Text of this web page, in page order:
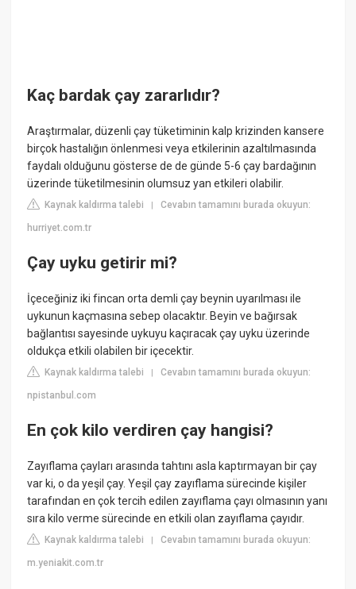
Kaç bardak çay zararlıdır?
Araştırmalar, düzenli çay tüketiminin kalp krizinden kansere
birçok hastalığın önlenmesi veya etkilerinin azaltılmasında
faydalı olduğunu gösterse de de günde 5-6 çay bardağının
üzerinde tüketilmesinin olumsuz yan etkileri olabilir.
Kaynak kaldırma talebi |Cevabın tamamını burada okuyun:
hurriyet.com.tr
Çay uyku getirir mi?
İçeceğiniz iki fincan orta demli çay beynin uyarılması ile
uykunun kaçmasına sebep olacaktır. Beyin ve bağırsak
bağlantısı sayesinde uykuyu kaçıracak çay uyku üzerinde
oldukça etkili olabilen bir içecektir.
Kaynak kaldırma talebi |Cevabın tamamını burada okuyun:
npistanbul.com
En çok kilo verdiren çay hangisi?
Zayıflama çayları arasında tahtını asla kaptırmayan bir çay
var ki, o da yeşil çay. Yeşil çay zayıflama sürecinde kişiler
tarafından en çok tercih edilen zayıflama çayı olmasının yanı
sıra kilo verme sürecinde en etkili olan zayıflama çayıdır.
Kaynak kaldırma talebi |Cevabın tamamını burada okuyun:
m.yeniakit.com.tr